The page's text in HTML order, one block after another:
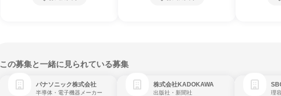
この募集と一緒に見られている募集
パナソニック株式会社
半導体・電子機器メーカー
株式会社KADOKAWA
出版社・新聞社